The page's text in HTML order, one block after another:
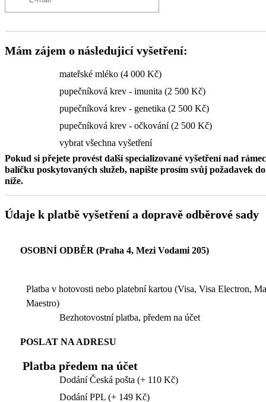
Mám zájem o následujicí vyšetření:
mateřské mléko (4 000 Kč)
pupečníková krev - imunita (2 500 Kč)
pupečníková krev - genetika (2 500 Kč)
pupečníková krev - očkování (2 500 Kč)
vybrat všechna vyšetření
Pokud si přejete provést další specializované vyšetření nad
balíčku poskytovaných služeb, napište prosím svůj požadavek
níže.
Údaje k platbě vyšetření a dopravě odběrové sady
OSOBNÍ ODBĚR (Praha 4, Mezi Vodami 205)
Platba v hotovosti nebo platební kartou (Visa, Visa Electron,
Maestro)
Bezhotovostní platba, předem na účet
POSLAT NA ADRESU
Platba předem na účet
Dodání Česká pošta (+ 110 Kč)
Dodání PPL (+ 149 Kč)